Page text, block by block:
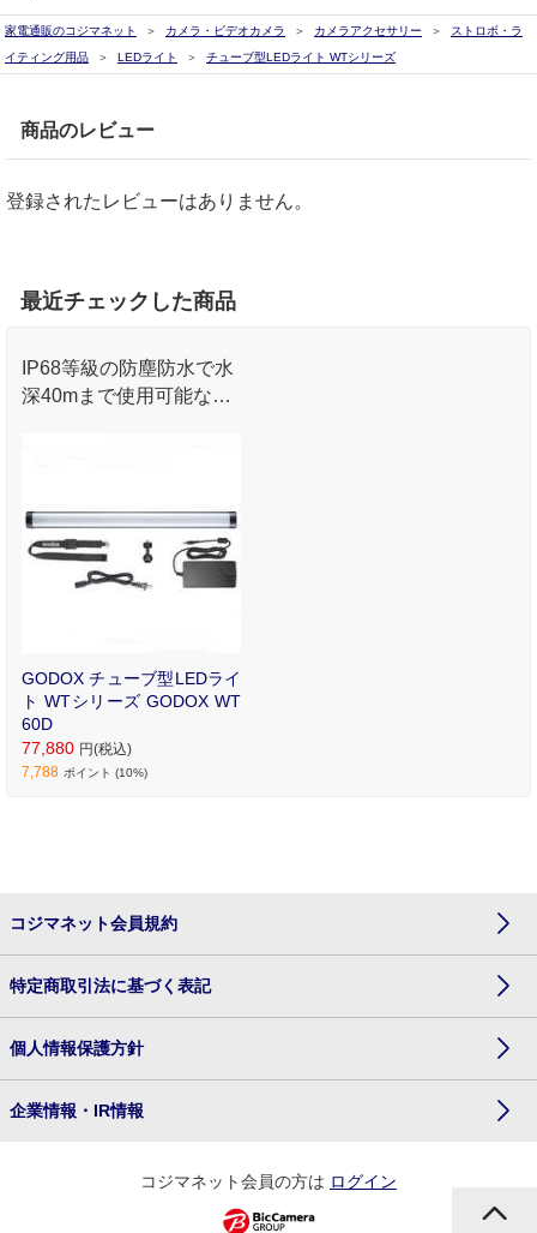
家電通販のコジマネット カメラ・ビデオカメラ カメラアクセサリー
ストロボ・ラ
イティング用品
LEDライト チューブ型LEDライト WTシリーズ
商品のレビュー
登録されたレビューはありません。
最近チェックした商品
IP68等級の防塵防水で水
深40mまで使用可能な、
GODOX チューブ型LEDライ
ト WTシリーズ GODOX WT
60D
77,880 円(税込)
7,788 ポイント (10%)
コジマネット会員規約
特定商取引法に基づく表記
個人情報保護方針
企業情報・IR情報
コジマネット会員の方は ログイン